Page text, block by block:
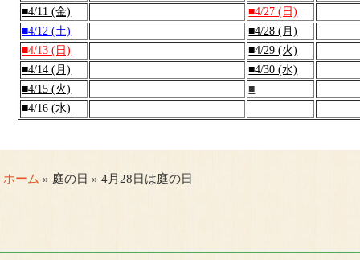
■4/11 (金)
■4/27 (日)
■4/12 (土)
■4/28 (月)
■4/13 (日)
■4/29 (火)
■4/14 (月)
■4/30 (水)
■4/15 (火)
■
■4/16 (水)
ホーム » 庭の日 » 4月28日は庭の日